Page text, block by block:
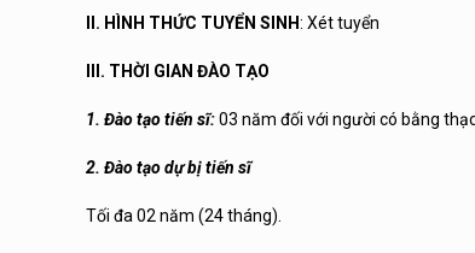
II. HÌNH THỨC TUYỂN SINH: Xét tuyển
III. THỜI GIAN ĐÀO TẠO
1. Đào tạo tiến sĩ:03 năm đối với người có bằng
2. Đào tạo dự bị tiến sĩ
Tối đa 02 năm (24 tháng).